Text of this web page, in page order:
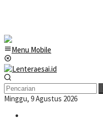
Menu Mobile
Minggu, 9 Agustus 2026